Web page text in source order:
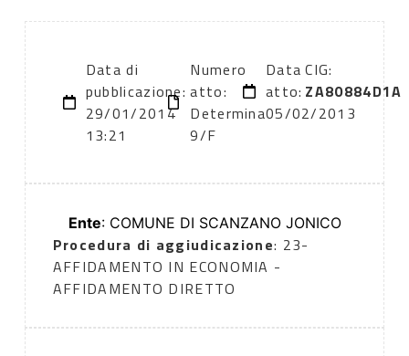
Data di
pubblicazione:
29/01/2014
13:21
Numero
atto:
Determina
9/F
Data
atto:
05/02/2013
CIG:
ZA80884D1A
Ente: COMUNE DI SCANZANO JONICO
Procedura di aggiudicazione: 23-
AFFIDAMENTO IN ECONOMIA -
AFFIDAMENTO DIRETTO